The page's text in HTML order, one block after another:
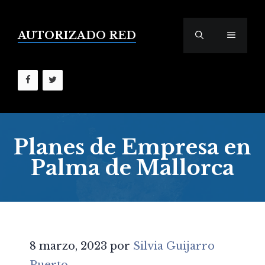
contenido
AUTORIZADO RED MENÚ
Planes de Empresa en
Palma de Mallorca
8 marzo, 2023 por Silvia Guijarro